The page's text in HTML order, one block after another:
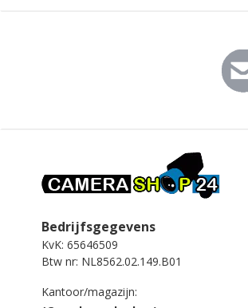
Bedrijfsgegevens
KvK: 65646509
Btw nr: NL8562.02.149.B01
Kantoor/magazijn: